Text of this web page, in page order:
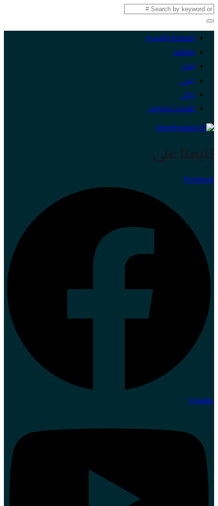
الصفحة الرئيسية
موقف
لبنان
عربي
دولي
لقاءات وحوارات
تابعنا على
Facebook
Youtube